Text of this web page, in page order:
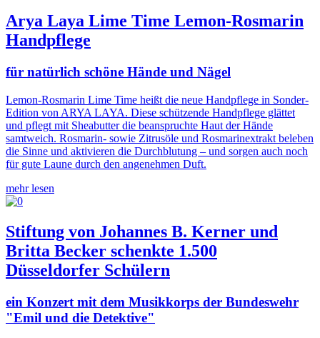
Arya Laya Lime Time Lemon-Rosmarin
Handpflege
für natürlich schöne Hände und Nägel
Lemon-Rosmarin Lime Time heißt die neue Handpflege in Sonder-
Edition von ARYA LAYA. Diese schützende Handpflege glättet
und pflegt mit Sheabutter die beanspruchte Haut der Hände
samtweich. Rosmarin- sowie Zitrusöle und Rosmarinextrakt beleben
die Sinne und aktivieren die Durchblutung – und sorgen auch noch
für gute Laune durch den angenehmen Duft.
mehr lesen
Stiftung von Johannes B. Kerner und
Britta Becker schenkte 1.500
Düsseldorfer Schülern
ein Konzert mit dem Musikkorps der Bundeswehr
"Emil und die Detektive"